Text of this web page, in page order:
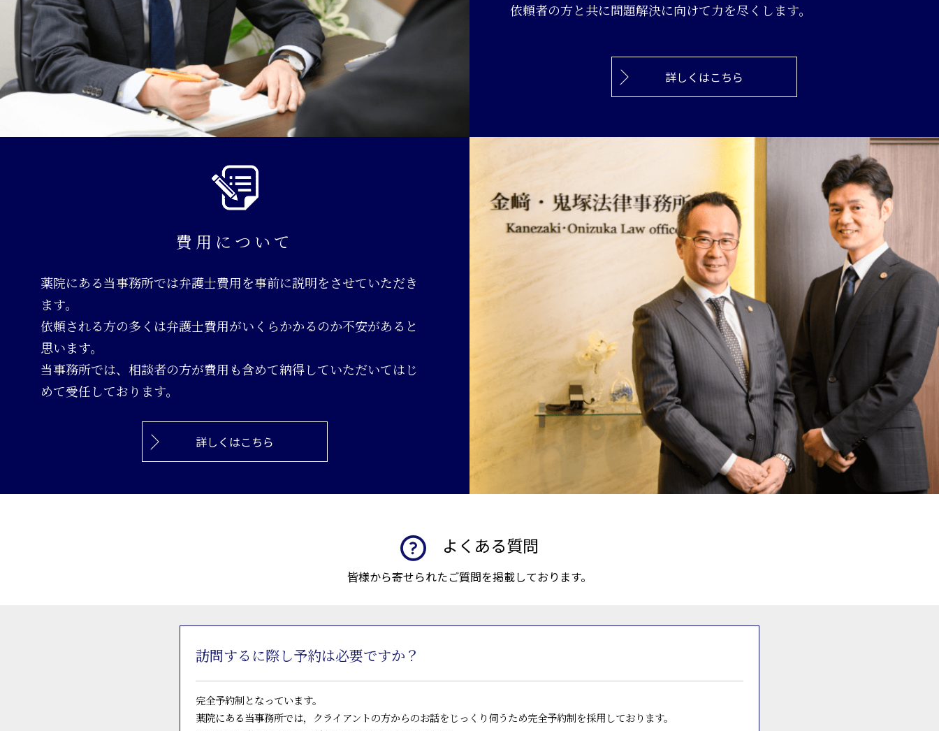
依頼者の方と共に問題解決に向けて力を尽くします。
詳しくはこちら
費用について
薬院にある当事務所では弁護士費用を事前に説明をさせていただき
ます。
依頼される方の多くは弁護士費用がいくらかかるのか不安があると
思います。
当事務所では、相談者の方が費用も含めて納得していただいてはじ
めて受任しております。
詳しくはこちら
よくある質問
皆様から寄せられたご質問を掲載しております。
訪問するに際し予約は必要ですか？
完全予約制となっています。
薬院にある当事務所では，クライアントの方からのお話をじっくり伺うため完全予約制を採用しております。